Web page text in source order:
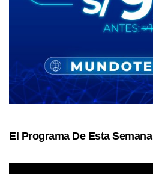
El Programa De Esta Semana